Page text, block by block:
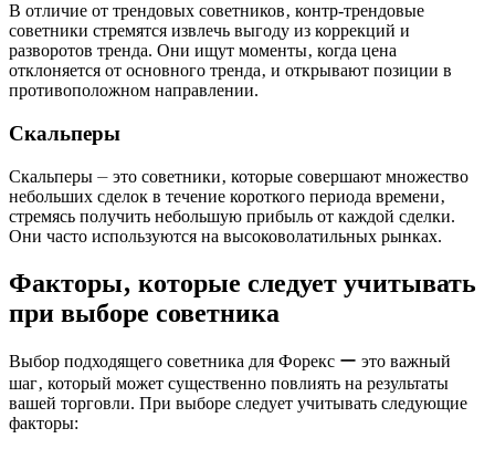
В отличие от трендовых советников‚ контр-трендовые
советники стремятся извлечь выгоду из коррекций и
разворотов тренда. Они ищут моменты‚ когда цена
отклоняется от основного тренда‚ и открывают позиции в
противоположном направлении.
Скальперы
Скальперы ⏤ это советники‚ которые совершают множество
небольших сделок в течение короткого периода времени‚
стремясь получить небольшую прибыль от каждой сделки.
Они часто используются на высоковолатильных рынках.
Факторы‚ которые следует учитывать
при выборе советника
Выбор подходящего советника для Форекс ー это важный
шаг‚ который может существенно повлиять на результаты
вашей торговли. При выборе следует учитывать следующие
факторы: